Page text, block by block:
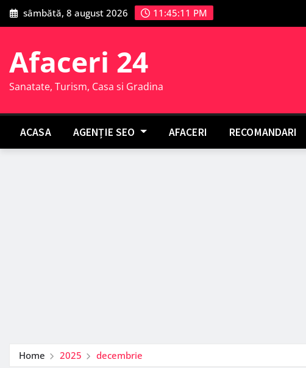
Skip
to
sâmbătă, 8 august 2026 11:45:12 PM
Afaceri 24
Sanatate, Turism, Casa si Gradina
ACASA AGENȚIE SEO AFACERI RECOMANDARI
Home 2025 decembrie